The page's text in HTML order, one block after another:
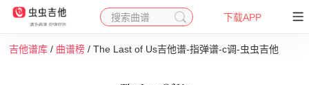
搜索曲谱 下载APP
吉他谱库 / 曲谱榜 / The Last of Us吉他谱-指弹谱-c调-虫虫吉他